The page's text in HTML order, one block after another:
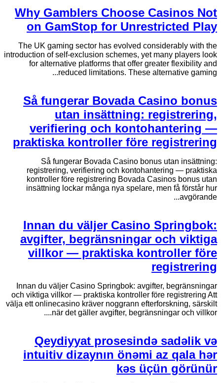
Why Gamblers Choose Casinos Not
on GamStop for Unrestricted Play
The UK gaming sector has evolved considerably with the
introduction of self-exclusion schemes, yet many players look
for alternative platforms that offer greater flexibility and
reduced limitations. These alternative gaming...
Så fungerar Bovada Casino bonus
utan insättning: registrering,
verifiering och kontohantering —
praktiska kontroller före registrering
Så fungerar Bovada Casino bonus utan insättning:
registrering, verifiering och kontohantering — praktiska
kontroller före registrering Bovada Casinos bonus utan
insättning lockar många nya spelare, men få förstår hur
avgörande...
Innan du väljer Casino Springbok:
avgifter, begränsningar och viktiga
villkor — praktiska kontroller före
registrering
Innan du väljer Casino Springbok: avgifter, begränsningar
och viktiga villkor — praktiska kontroller före registrering Att
välja ett onlinecasino kräver noggrann efterforskning, särskilt
när det gäller avgifter, begränsningar och villkor....
Qeydiyyat prosesində sadəlik və
intuitiv dizaynın önəmi az qala hər
kəs üçün görünür